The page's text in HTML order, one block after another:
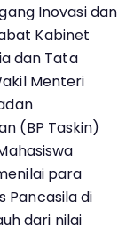
Inovasi dan
Kabinet
dan Tata
Menteri
(BP Taskin)
para
Pancasila di
dari nilai